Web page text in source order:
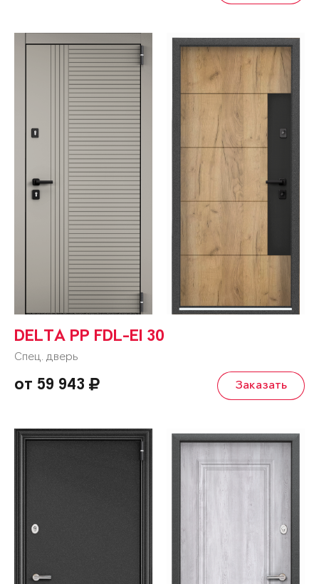
DELTA PP FDL-EI 30
Спец. дверь
от 59 943 Заказать